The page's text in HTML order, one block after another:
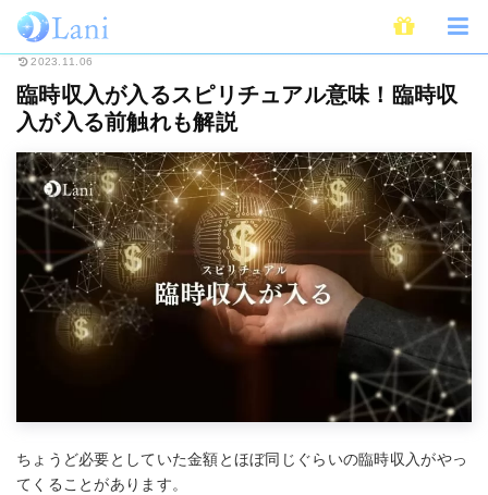
ホーム スピリチュアル 臨時収入が入るスピリチュアル意味！臨時収入が
2023.11.06
臨時収入が入るスピリチュアル意味！臨時収
入が入る前触れも解説
ちょうど必要としていた金額とほぼ同じぐらいの臨時収入がやっ
てくることがあります。